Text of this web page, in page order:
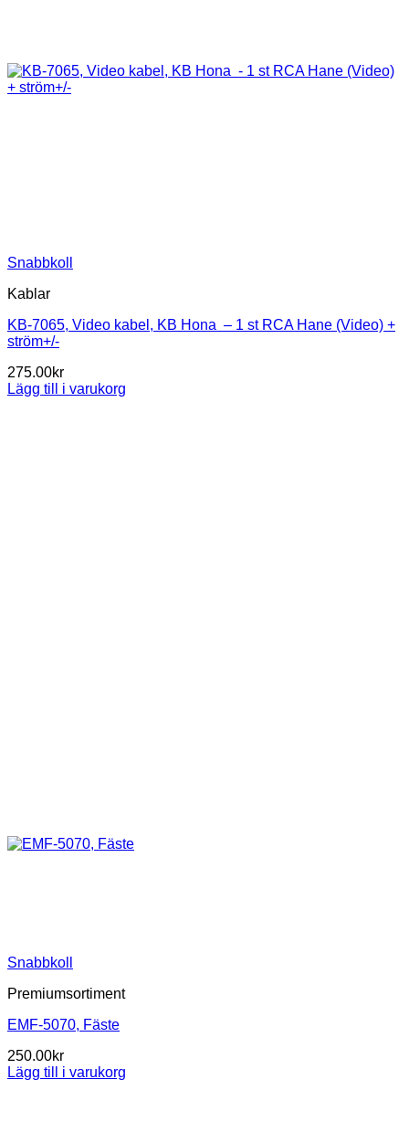
Snabbkoll
Kablar
KB-7065, Video kabel, KB Hona – 1 st RCA Hane (Video) +
ström+/-
275.00kr
Lägg till i varukorg
Snabbkoll
Premiumsortiment
EMF-5070, Fäste
250.00kr
Lägg till i varukorg